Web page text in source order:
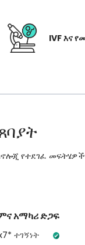
IVF እና
የተደገፈ
አማካሪ ድጋፍ
ተገኝነት